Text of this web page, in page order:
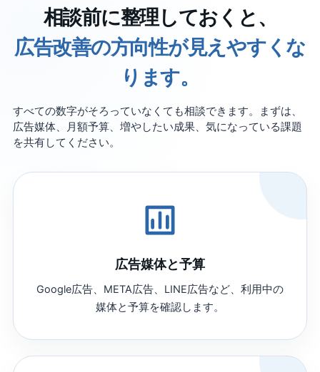
相談前に整理しておくと、
広告改善の方向性が見えやすくな
ります。
すべての数字がそろっていなくても相談できます。まずは、
広告媒体、月額予算、増やしたい成果、気になっている課題
を共有してください。
広告媒体と予算
Google広告、META広告、LINE広告など、利用中の
媒体と予算を確認します。